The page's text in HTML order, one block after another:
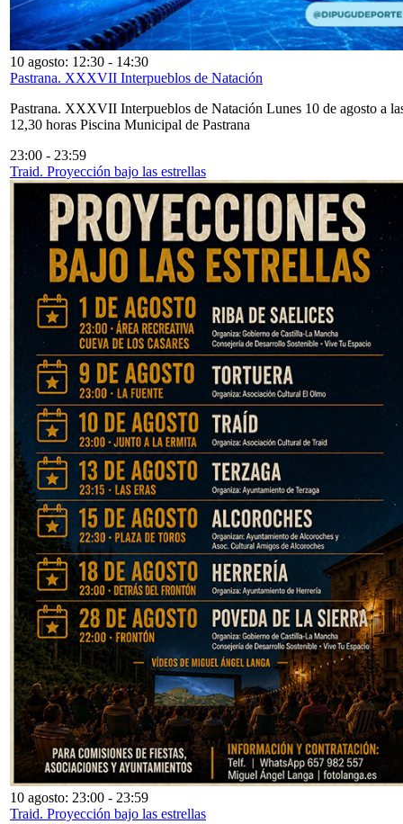
10 agosto: 12:30 - 14:30
Pastrana. XXXVII Interpueblos de Natación
Pastrana. XXXVII Interpueblos de Natación Lunes 10 de agosto a
12,30 horas Piscina Municipal de Pastrana
23:00 - 23:59
Traid. Proyección bajo las estrellas
10 agosto: 23:00 - 23:59
Traid. Proyección bajo las estrellas